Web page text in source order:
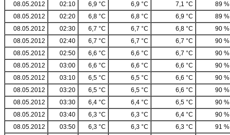
08.05.2012
02:10 6,9 °C 6,9 °C 7,1 °C
89 %
08.05.2012
02:20 6,8 °C 6,8 °C 6,9 °C
89 %
08.05.2012
02:30 6,7 °C 6,7 °C 6,8 °C
90 %
08.05.2012
02:40 6,7 °C 6,7 °C 6,7 °C
90 %
08.05.2012
02:50 6,6 °C 6,6 °C 6,7 °C
90 %
08.05.2012
03:00 6,6 °C 6,6 °C 6,6 °C
90 %
08.05.2012
03:10 6,5 °C 6,5 °C 6,6 °C
90 %
08.05.2012
03:20 6,5 °C 6,5 °C 6,6 °C
90 %
08.05.2012
03:30 6,4 °C 6,4 °C 6,5 °C
90 %
08.05.2012
03:40 6,3 °C 6,3 °C 6,4 °C
90 %
08.05.2012
03:50 6,3 °C 6,3 °C 6,3 °C
91 %